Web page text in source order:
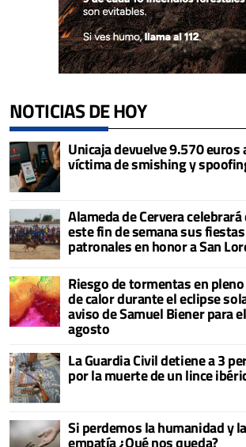
NOTICIAS DE HOY
Unicaja devuelve 9.570 euros
víctima de smishing y
Alameda de Cervera celebrará
este fin de semana sus fiestas
patronales en honor a San
Riesgo de tormentas en
de calor durante el eclipse
aviso de Samuel Biener para
agosto
La Guardia Civil detiene a 3
por la muerte de un lince
Si perdemos la humanidad y la
empatía ¿Qué nos queda?